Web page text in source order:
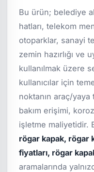
Bu ürün; belediye
hatları, telekom
otoparklar, sanayi
zemin hazırlığı ve
kullanılmak üzere
kullanıcılar için
noktanın araç/
bakım erişimi,
işletme maliyetidir.
rögar kapak, rögar
fiyatları, rögar
aramalarında